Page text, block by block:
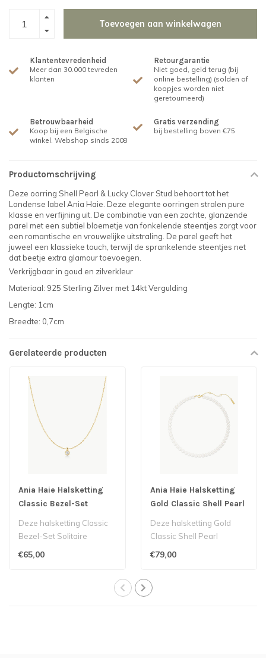
Toevoegen aan winkelwagen
Klantentevredenheid
Meer dan 30.000 tevreden
klanten
Retourgarantie
Niet goed, geld terug (bij
online bestelling) (solden of
koopjes worden niet
geretourneerd)
Betrouwbaarheid
Koop bij een Belgische
winkel. Webshop sinds 2008
Gratis verzending
bij bestelling boven €75
Productomschrijving
Deze oorring Shell Pearl & Lucky Clover Stud behoort tot het
Londense label Ania Haie. Deze elegante oorringen stralen pure
klasse en verfijning uit. De combinatie van een zachte, glanzende
parel met een subtiel bloemetje van fonkelende steentjes zorgt voor
een romantische en vrouwelijke uitstraling. De parel geeft het
juweel een klassieke touch, terwijl de sprankelende steentjes net
dat beetje extra glamour toevoegen.
Verkrijgbaar in goud en zilverkleur
Materiaal: 925 Sterling Zilver met 14kt Vergulding
Lengte: 1cm
Breedte: 0,7cm
Gerelateerde producten
Ania Haie Halsketting
Classic Bezel-Set
Deze halsketting Classic
Bezel-Set Solitaire
label Ania..
€65,00
Ania Haie Halsketting
Gold Classic Shell Pearl
Deze halsketting Gold
Classic Shell Pearl
Londense label ..
€79,00